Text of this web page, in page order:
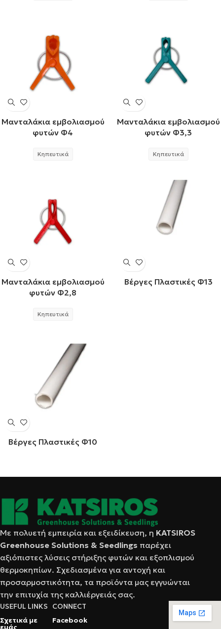
Μανταλάκια εμβολιασμού
φυτών Φ4
Κηπευτικά
Μανταλάκια εμβολιασμού
φυτών Φ3,3
Κηπευτικά
Μανταλάκια εμβολιασμού
φυτών Φ2,8
Κηπευτικά
Βέργες Πλαστικές Φ13
Βέργες Πλαστικές Φ10
Με πολυετή εμπειρία και εξειδίκευση, η KATSIRΟS
Greenhouse Solutions & Seedlings παρέχει
αξιόπιστες λύσεις στήριξης φυτών και εξοπλισμού
θερμοκηπίων. Σχεδιασμένα για αντοχή και
προσαρμοστικότητα, τα προϊόντα μας εγγυώνται
την επιτυχία της καλλιέργειάς σας.
USEFUL LINKS
Σχετικά με
εμάς
CONNECT
Facebook